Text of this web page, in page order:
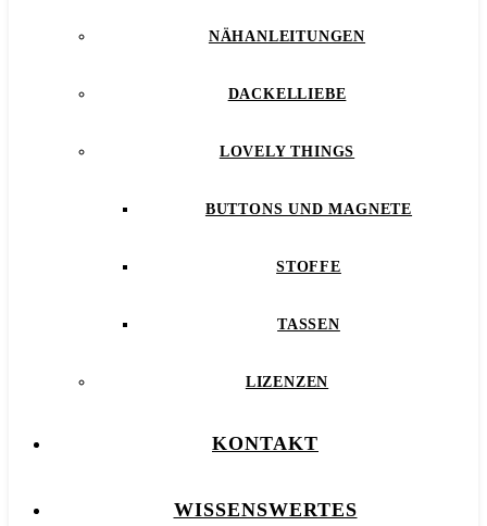
NÄHANLEITUNGEN
DACKELLIEBE
LOVELY THINGS
BUTTONS UND MAGNETE
STOFFE
TASSEN
LIZENZEN
KONTAKT
WISSENSWERTES